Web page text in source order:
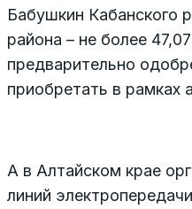
Бабушкин Кабанского
района – не более
предварительно
приобретать в рамках
А в Алтайском крае
линий